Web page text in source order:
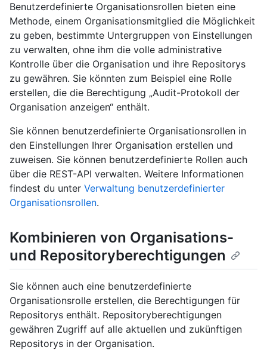
Benutzerdefinierte Organisationsrollen bieten eine
Methode, einem Organisationsmitglied die Möglichkeit
zu geben, bestimmte Untergruppen von Einstellungen
zu verwalten, ohne ihm die volle administrative
Kontrolle über die Organisation und ihre Repositorys
zu gewähren. Sie könnten zum Beispiel eine Rolle
erstellen, die die Berechtigung „Audit-Protokoll der
Organisation anzeigen“ enthält.
Sie können benutzerdefinierte Organisationsrollen in
den Einstellungen Ihrer Organisation erstellen und
zuweisen. Sie können benutzerdefinierte Rollen auch
über die REST-API verwalten. Weitere Informationen
findest du unter Verwaltung benutzerdefinierter
Organisationsrollen.
Kombinieren von Organisations-
und Repositoryberechtigungen
Sie können auch eine benutzerdefinierte
Organisationsrolle erstellen, die Berechtigungen für
Repositorys enthält. Repositoryberechtigungen
gewähren Zugriff auf alle aktuellen und zukünftigen
Repositorys in der Organisation.